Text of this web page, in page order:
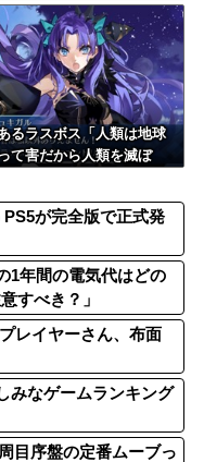
るラスボス「人類は地球
て害だから人類を滅ぼ
が完全版で正式発
1年間の電気代はどの
すべき？」
レイヤーさん、布面
みなゲームランキング
目序盤の定番ムーブっ